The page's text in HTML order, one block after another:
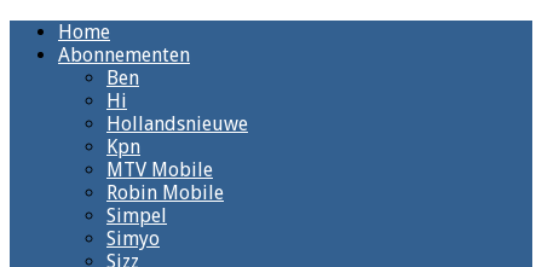
Home
Abonnementen
Ben
Hi
Hollandsnieuwe
Kpn
MTV Mobile
Robin Mobile
Simpel
Simyo
Sizz